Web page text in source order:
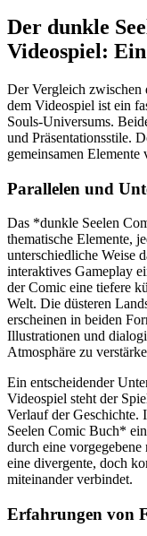
Der dunkle
Videospiel:
Der Vergleich
dem Videospiel ist ein
Souls-Universums.
und Präsentationsstile.
gemeinsamen Elemente
Parallelen und
Das *dunkle Seelen
thematische Elemente,
unterschiedliche Weise
interaktives Gameplay
der Comic eine tiefere
Welt. Die düsteren
erscheinen in beiden
Illustrationen und
Atmosphäre zu
Ein entscheidender
Videospiel steht der
Verlauf der Geschichte.
Seelen Comic Buch*
durch eine
eine divergente, doch
miteinander verbindet.
Erfahrungen von